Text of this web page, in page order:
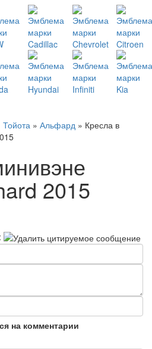
Тойота » Альфард » Кресла в
2015
на комментарии